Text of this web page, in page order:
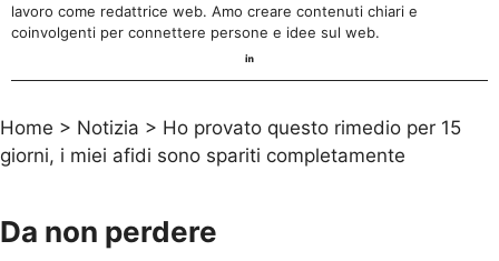
lavoro come redattrice web. Amo creare contenuti chiari e
coinvolgenti per connettere persone e idee sul web.
Home > Notizia > Ho provato questo rimedio per 15
giorni, i miei afidi sono spariti completamente
Da non perdere